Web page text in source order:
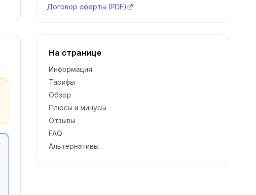
Договор оферты (PDF)
На странице
Информация
Тарифы
Обзор
Плюсы и минусы
Отзывы
FAQ
Альтернативы